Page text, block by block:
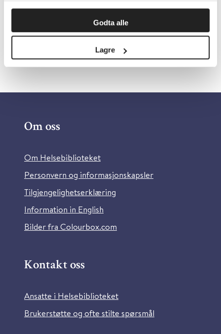
Godta alle
Lagre
Skriv ut
Om oss
Om Helsebiblioteket
Personvern og informasjonskapsler
Tilgjengelighetserklæring
Information in English
Bilder fra Colourbox.com
Kontakt oss
Ansatte i Helsebiblioteket
Brukerstøtte og ofte stilte spørsmål